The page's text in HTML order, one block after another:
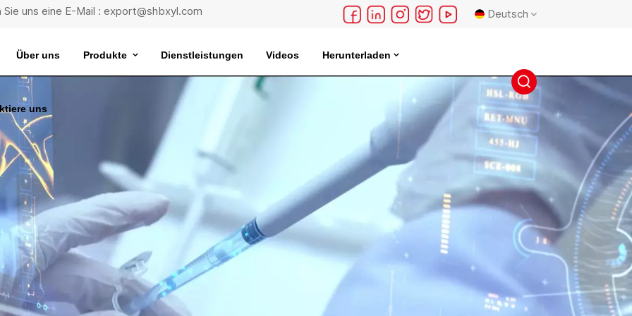
Sie uns eine E-Mail : export@shbxyl.com Deutsch
English
français
русский
español
português
日本語
Über uns Produkte Dienstleistungen Videos Herunterladen
uns